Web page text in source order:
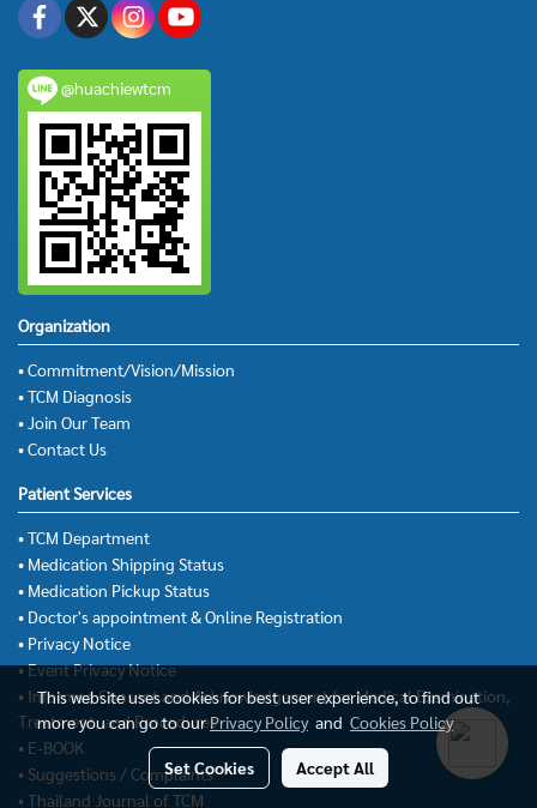
@huachiewtcm
Organization
• Commitment/Vision/Mission
• TCM Diagnosis
• Join Our Team
• Contact Us
Patient Services
• TCM Department
• Medication Shipping Status
• Medication Pickup Status
• Doctor's appointment & Online Registration
• Privacy Notice
• Event Privacy Notice
• Informed Consent and Acknowledgement for Medical Examination,
Treatment, and Procedures
• E-BOOK
• Suggestions / Complaints
• Thailand Journal of TCM
This website uses cookies for best user experience, to find out
more you can go to ourPrivacy Policyand Cookies Policy
Set Cookies Accept All